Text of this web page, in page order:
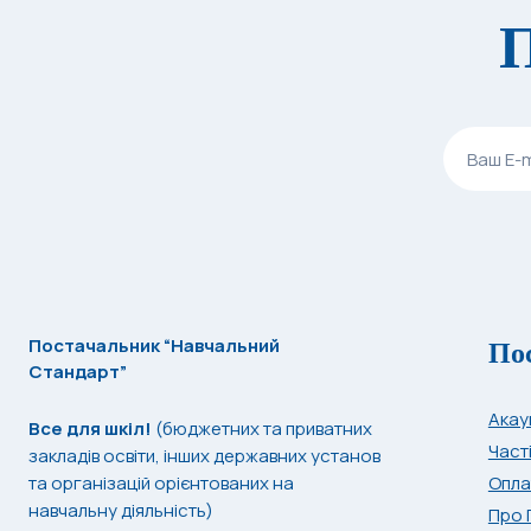
Постачальник “Навчальний
Стандарт”
Все для шкіл! (бюджетних та приватних
закладів освіти, інших державних установ
та організацій орієнтованих на
навчальну діяльність)
Про